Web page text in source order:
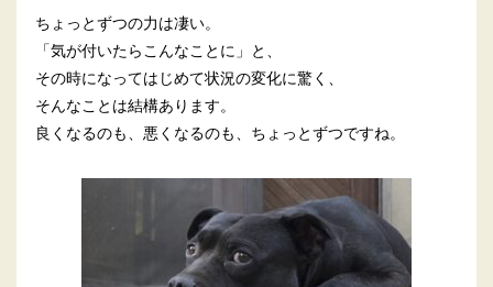
ちょっとずつの力は凄い。
「気が付いたらこんなことに」と、
その時になってはじめて状況の変化に驚く、
そんなことは結構あります。
良くなるのも、悪くなるのも、ちょっとずつですね。